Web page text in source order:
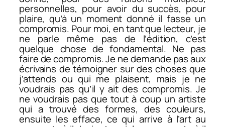
personnelles, pour avoir du succès, pour
plaire, qu’à un moment donné il fasse un
compromis. Pour moi, en tant que lecteur, je
ne parle même pas de l’édition, c’est
quelque chose de fondamental. Ne pas
faire de compromis. Je ne demande pas aux
écrivains de témoigner sur des choses que
j’attends ou qui me plaisent, mais je ne
voudrais pas qu’il y ait des compromis. Je
ne voudrais pas que tout à coup un artiste
qui a trouvé des formes, des couleurs,
ensuite les efface, ce qui arrive à l’art au